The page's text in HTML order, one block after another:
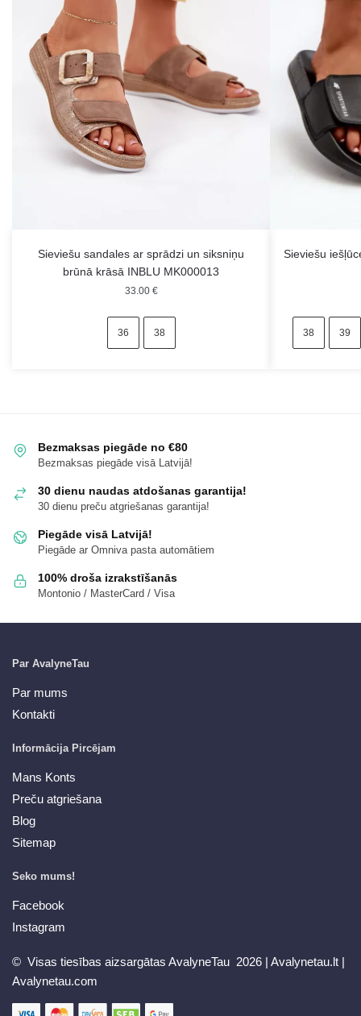
Sieviešu sandales ar sprādzi un siksniņu
brūnā krāsā INBLU MK000013
33.00 €
36 38
Sieviešu
38 39
Bezmaksas piegāde no €80
Bezmaksas piegāde visā Latvijā!
30 dienu naudas atdošanas garantija!
30 dienu preču atgriešanas garantija!
Piegāde visā Latvijā!
Piegāde ar Omniva pasta automātiem
100% droša izrakstīšanās
Montonio / MasterCard / Visa
Par AvalyneTau
Par mums
Kontakti
Informācija Pircējam
Mans Konts
Preču atgriešana
Blog
Sitemap
Seko mums!
Facebook
Instagram
© Visas tiesības aizsargātas AvalyneTau 2026 | Avalynetau.lt |
Avalynetau.com